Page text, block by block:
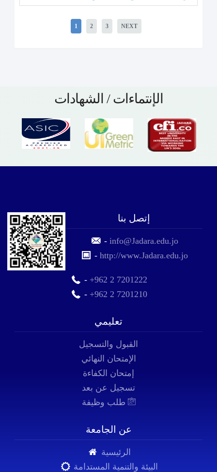
1 2 3 NEXT
الإنتماءات / الشهادات
إتصل بنا
-info@Jadara.edu.jo
-http://www.Jadara.edu.jo
- +962 2 7201222
- +962 2 7201210
تعليمي
القبول والتسجيل
الإمتحان النهائي
إمتحان الكفاءة
تسجيل عن بعد
عن الجامعة
الرئيسية
البيئة والتنمية المستدامة